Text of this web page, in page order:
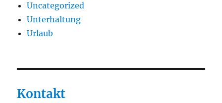
Uncategorized
Unterhaltung
Urlaub
Kontakt